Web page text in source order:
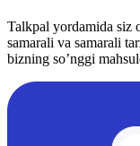
Talkpal yordamida siz
samarali va samarali
bizning so’nggi